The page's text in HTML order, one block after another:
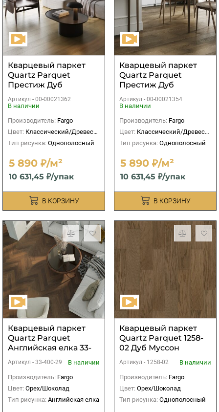
Кварцевый паркет
Quartz Parquet
Престиж Дуб
Артикул - 00-00021362
В наличии
Производитель: Fargo
Цвет: Классический/Древесный
Тип рисунка: Однополосный
5 890 ₽/м²
10 631,45 ₽/упак
В КОРЗИНУ
Кварцевый паркет
Quartz Parquet
Престиж Дуб
Артикул - 00-00021354
В наличии
Производитель: Fargo
Цвет: Классический/Древесный
Тип рисунка: Однополосный
5 890 ₽/м²
10 631,45 ₽/упак
В КОРЗИНУ
Кварцевый паркет
Quartz Parquet
Английская елка 33-
Американский
Артикул - 33-400-29
В наличии
Производитель: Fargo
Цвет: Орех/Шоколад
Тип рисунка: Английская елка
Кварцевый паркет
Quartz Parquet 1258-
02 Дуб Муссон
Артикул - 1258-02
В наличии
Производитель: Fargo
Цвет: Орех/Шоколад
Тип рисунка: Однополосный